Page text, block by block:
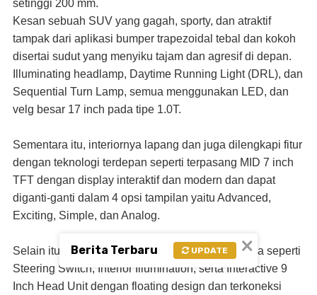
setinggi 200 mm.
Kesan sebuah SUV yang gagah, sporty, dan atraktif
tampak dari aplikasi bumper trapezoidal tebal dan kokoh
disertai sudut yang menyiku tajam dan agresif di depan.
Illuminating headlamp, Daytime Running Light (DRL), dan
Sequential Turn Lamp, semua menggunakan LED, dan
velg besar 17 inch pada tipe 1.0T.
Sementara itu, interiornya lapang dan juga dilengkapi fitur
dengan teknologi terdepan seperti terpasang MID 7 inch
TFT dengan display interaktif dan modern dan dapat
diganti-ganti dalam 4 opsi tampilan yaitu Advanced,
Exciting, Simple, dan Analog.
Selain itu terdapat juga advanced features lainnya seperti
Steering Switch, Interior Illumination, serta Interactive 9
Inch Head Unit dengan floating design dan terkoneksi
×
Berita Terbaru UPDATE